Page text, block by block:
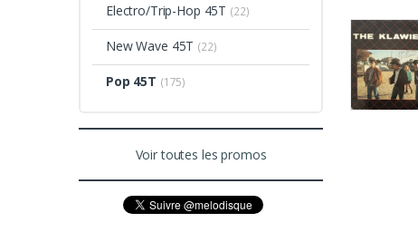
Electro/Trip-Hop 45T (22)
New Wave 45T (22)
Pop 45T (175)
Voir toutes les promos